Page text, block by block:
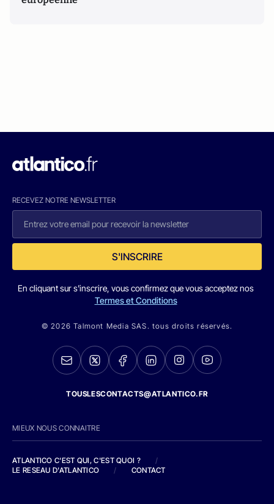
RECEVEZ NOTRE NEWSLETTER
S'INSCRIRE
En cliquant sur s'inscrire, vous confirmez que vous acceptez nos
Termes et Conditions
© 2026 Talmont Media SAS. tous droits réservés.
TOUSLESCONTACTS@ATLANTICO.FR
MIEUX NOUS CONNAITRE
ATLANTICO C'EST QUI, C'EST QUOI ?
/
LE RESEAU D'ATLANTICO
/ CONTACT